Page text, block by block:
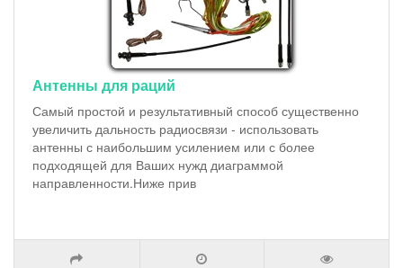
Антенны для раций
Самый простой и результативный способ существенно
увеличить дальность радиосвязи - использовать
антенны с наибольшим усилением или с более
подходящей для Ваших нужд диаграммой
направленности.Ниже прив